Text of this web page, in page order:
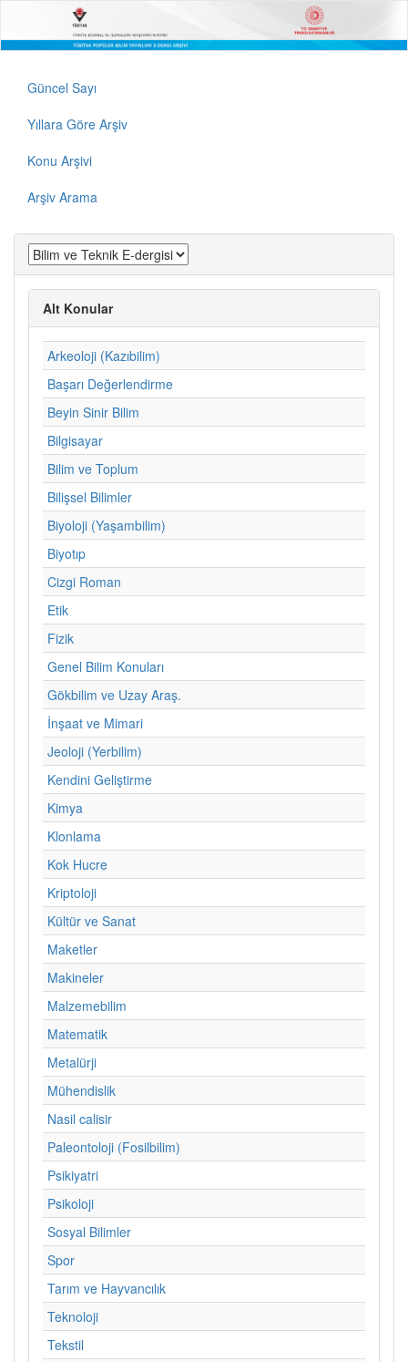
Güncel Sayı
Yıllara Göre Arşiv
Konu Arşivi
Arşiv Arama
Alt Konular
Arkeoloji (Kazıbilim)
Başarı Değerlendirme
Beyin Sinir Bilim
Bilgisayar
Bilim ve Toplum
Bilişsel Bilimler
Biyoloji (Yaşambilim)
Biyotıp
Cizgi Roman
Etik
Fizik
Genel Bilim Konuları
Gökbilim ve Uzay Araş.
İnşaat ve Mimari
Jeoloji (Yerbilim)
Kendini Geliştirme
Kimya
Klonlama
Kok Hucre
Kriptoloji
Kültür ve Sanat
Maketler
Makineler
Malzemebilim
Matematik
Metalürji
Mühendislik
Nasil calisir
Paleontoloji (Fosilbilim)
Psikiyatri
Psikoloji
Sosyal Bilimler
Spor
Tarım ve Hayvancılık
Teknoloji
Tekstil